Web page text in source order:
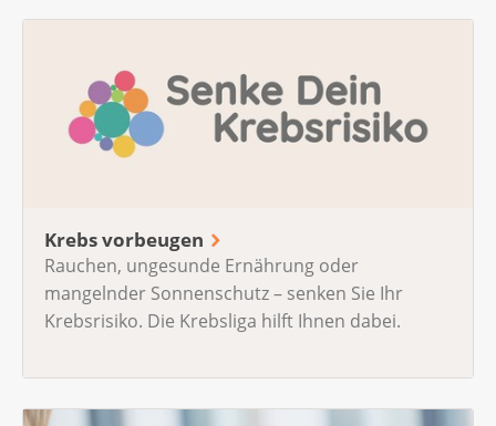
Krebs vorbeugen
Rauchen, ungesunde Ernährung oder
mangelnder Sonnenschutz – senken Sie Ihr
Krebsrisiko. Die Krebsliga hilft Ihnen dabei.